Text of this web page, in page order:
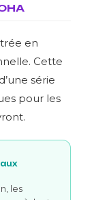
en
Cette
série
pour les
les